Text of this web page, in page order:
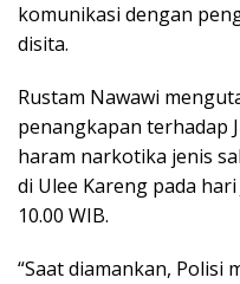
komunikasi dengan
disita.
Rustam Nawawi
penangkapan terhadap
haram narkotika jenis
di Ulee Kareng pada
10.00 WIB.
“Saat diamankan,